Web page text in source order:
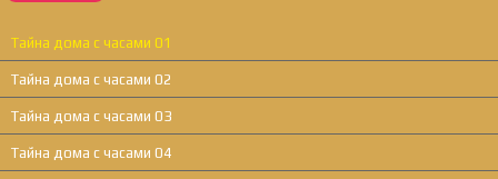
Тайна дома с часами 01
Тайна дома с часами 02
Тайна дома с часами 03
Тайна дома с часами 04